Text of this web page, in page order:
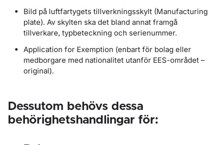
Bild på luftfartygets tillverkningsskylt (Manufacturing
plate). Av skylten ska det bland annat framgå
tillverkare, typbeteckning och serienummer.
Application for Exemption (enbart för bolag eller
medborgare med nationalitet utanför EES-området –
original).
Dessutom behövs dessa
behörighetshandlingar för: